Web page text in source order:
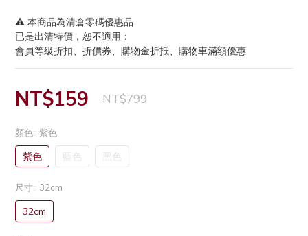
⚠️ 本商品為清倉零碼優惠品
已是出清特價，恕不適用：
會員等級折扣、折價券、購物金折抵、購物車滿額優惠
NT$799
NT$159
顏色 : 紫色
紫色 藍色 黑色
尺寸 : 32cm
32cm